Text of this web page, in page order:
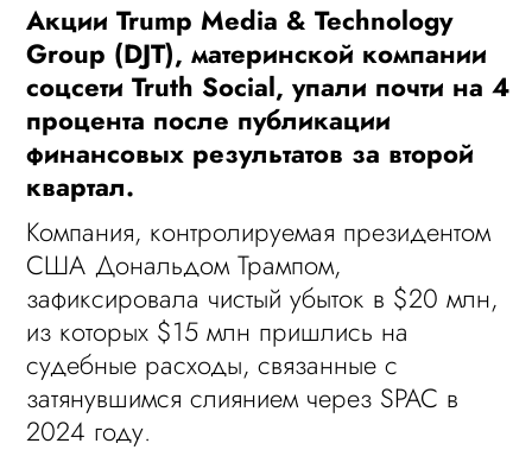
Акции Trump Media & Technology
Group (DJT), материнской компании
соцсети Truth Social, упали почти на 4
процента после публикации
финансовых результатов за второй
квартал.
Компания, контролируемая президентом
США Дональдом Трампом,
зафиксировала чистый убыток в $20 млн,
из которых $15 млн пришлись на
судебные расходы, связанные с
затянувшимся слиянием через SPAC в
2024 году.